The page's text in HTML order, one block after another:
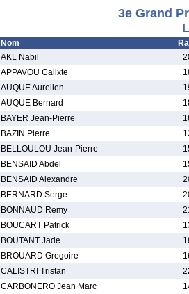
3e Grand
Nom
AKL Nabil
APPAVOU Calixte
AUQUE Aurelien
AUQUE Bernard
BAYER Jean-Pierre
BAZIN Pierre
BELLOULOU Jean-Pierre
BENSAID Abdel
BENSAID Alexandre
BERNARD Serge
BONNAUD Remy
BOUCART Patrick
BOUTANT Jade
BROUARD Gregoire
CALISTRI Tristan
CARBONERO Jean Marc